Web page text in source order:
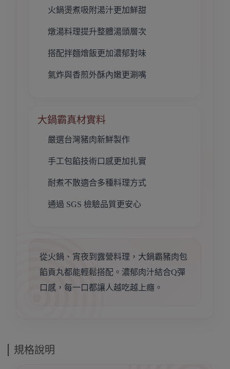
火鍋燙煮吸附湯汁更加鮮甜
燉湯料理提升整體湯頭層次
搭配拌麵燴飯更加濃郁對味
氣炸與香煎外酥內嫩更涮嘴
大鍋霸真材實料
嚴選台灣豬肉新鮮製作
手工包餡技術口感更加扎實
耐煮不散適合多種料理方式
通過 SGS 檢驗品質更安心
從火鍋、宵夜到露營料理，大鍋霸豬肉包
餡貢丸都能輕鬆搭配。濃郁肉汁結合Q彈
口感，每一口都讓人越吃越上癮。
規格說明